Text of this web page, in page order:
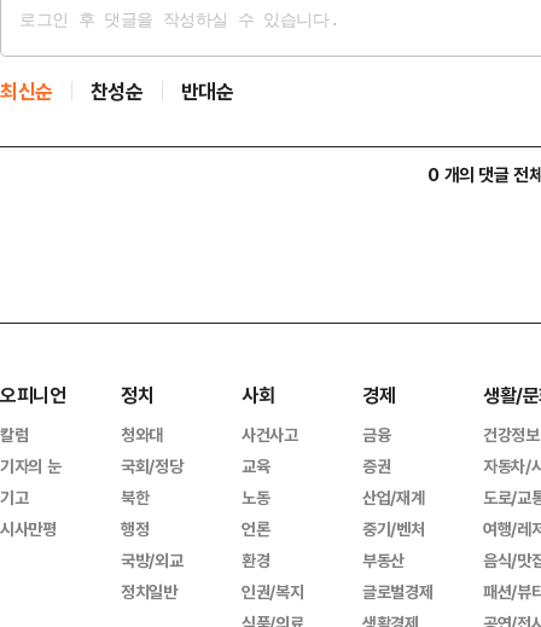
최신순 찬성순 반대순
0 개의 댓글 전
오피니언
칼럼
기자의 눈
기고
시사만평
정치
청와대
국회/정당
북한
행정
국방/외교
정치일반
사회
사건사고
교육
노동
언론
환경
인권/복지
경제
금융
증권
산업/재계
중기/벤처
부동산
글로벌경제
생활/
건강정보
자동차/
도로/교
여행/레
음식/맛
패션/뷰